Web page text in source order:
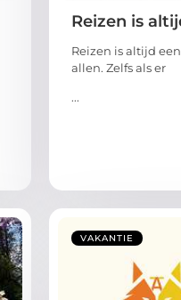
Reizen is
Reizen is altijd
allen. Zelfs als er
...
VAKANTIE